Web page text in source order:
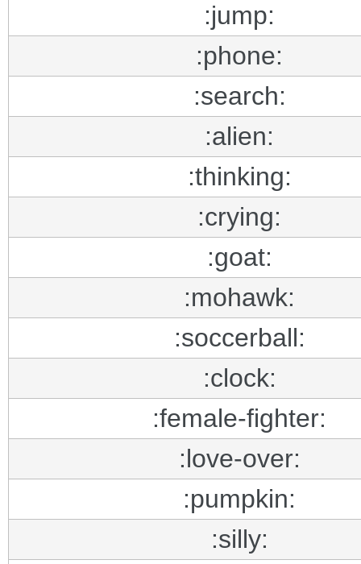
:jump:
:phone:
:search:
:alien:
:thinking:
:crying:
:goat:
:mohawk:
:soccerball:
:clock:
:female-fighter:
:love-over:
:pumpkin:
:silly: